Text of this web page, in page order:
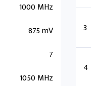
1000 MHz
875 mV
7
1050 MHz
3
4